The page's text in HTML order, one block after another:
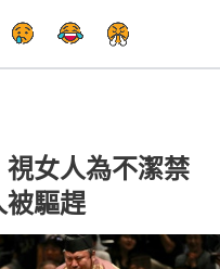
女人為不潔禁
驅趕